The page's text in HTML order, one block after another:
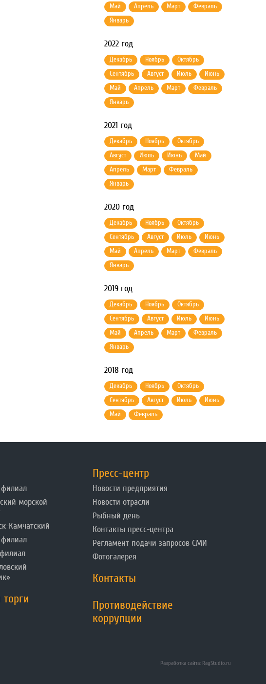
Май
Апрель Март
Февраль
Январь
2022 год
Декабрь Ноябрь
Октябрь
Сентябрь
Август Июль
Июнь
Май
Апрель Март
Февраль
Январь
2021 год
Декабрь Ноябрь
Октябрь
Август
Июль Июнь
Май
Апрель
Март
Февраль
Январь
2020 год
Декабрь Ноябрь
Октябрь
Сентябрь
Август Июль
Июнь
Май
Апрель Март
Февраль
Январь
2019 год
Декабрь Ноябрь
Октябрь
Сентябрь
Август Июль
Июнь
Май
Апрель Март
Февраль
Январь
2018 год
Декабрь Ноябрь
Октябрь
Сентябрь
Август Июль
Июнь
Май
Февраль
морской
Камчатский
филиал
Пресс-центр
Новости предприятия
Новости отрасли
Рыбный день
Контакты пресс-центра
Регламент подачи запросов СМИ
Фотогалерея
Контакты
Противодействие
коррупции
Разработка сайта: RayStudio.ru